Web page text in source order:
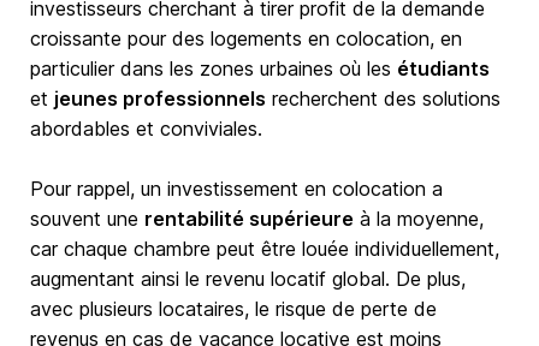
investisseurs cherchant à tirer profit de la demande
croissante pour des logements en colocation, en
particulier dans les zones urbaines où les étudiants
et jeunes professionnels recherchent des solutions
abordables et conviviales.
Pour rappel, un investissement en colocation a
souvent une rentabilité supérieure à la moyenne,
car chaque chambre peut être louée individuellement,
augmentant ainsi le revenu locatif global. De plus,
avec plusieurs locataires, le risque de perte de
revenus en cas de vacance locative est moins